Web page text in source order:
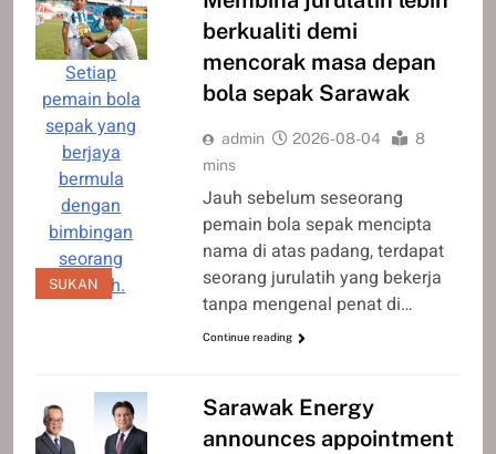
Setiap
pemain bola
sepak yang
berjaya
bermula
dengan
bimbingan
seorang
jurulatih.
SUKAN
berkualiti demi
mencorak masa depan
bola sepak Sarawak
admin 2026-08-04
8
mins
Jauh sebelum seseorang
pemain bola sepak mencipta
nama di atas padang, terdapat
seorang jurulatih yang bekerja
tanpa mengenal penat di…
Continue reading
Sarawak Energy
announces appointment